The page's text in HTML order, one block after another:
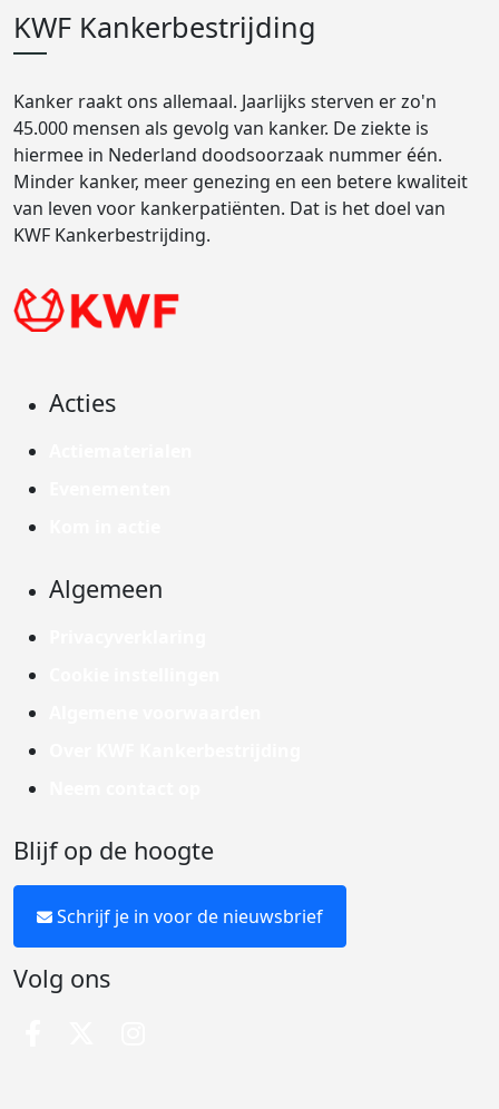
KWF Kankerbestrijding
Kanker raakt ons allemaal. Jaarlijks sterven er zo'n
45.000 mensen als gevolg van kanker. De ziekte is
hiermee in Nederland doodsoorzaak nummer één.
Minder kanker, meer genezing en een betere kwaliteit
van leven voor kankerpatiënten. Dat is het doel van
KWF Kankerbestrijding.
Acties
Algemeen
Blijf op de hoogte
Schrijf je in voor de nieuwsbrief
Volg ons